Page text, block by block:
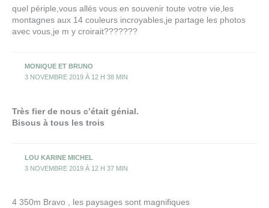
quel périple,vous allés vous en souvenir toute votre vie,les
montagnes aux 14 couleurs incroyables,je partage les photos
avec vous,je m y croirait???????
MONIQUE ET BRUNO
3 NOVEMBRE 2019 À 12 H 38 MIN
Très fier de nous c’était génial.
Bisous à tous les trois
LOU KARINE MICHEL
3 NOVEMBRE 2019 À 12 H 37 MIN
4 350m Bravo , les paysages sont magnifiques